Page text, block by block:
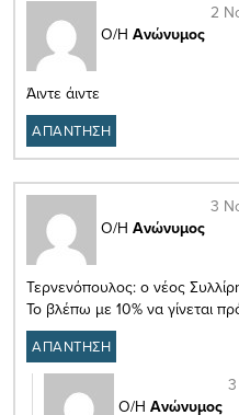
Ο/Η Ανώνυμος
2
Άιντε άιντε
ΑΠΑΝΤΗΣΗ
Ο/Η Ανώνυμος
3
Τερνενόπουλος: ο νέος
Το βλέπω με 10% να γίνεται
ΑΠΑΝΤΗΣΗ
Ο/Η Ανώνυμος